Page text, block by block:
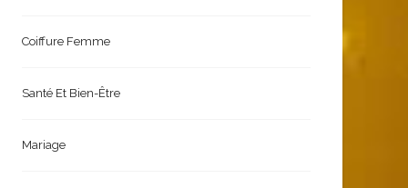
Coiffure Femme
Santé Et Bien-Être
Mariage